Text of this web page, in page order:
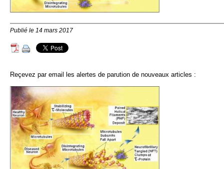
Publié le 14 mars 2017
Reçevez par email les alertes de parution de nouveaux articles :